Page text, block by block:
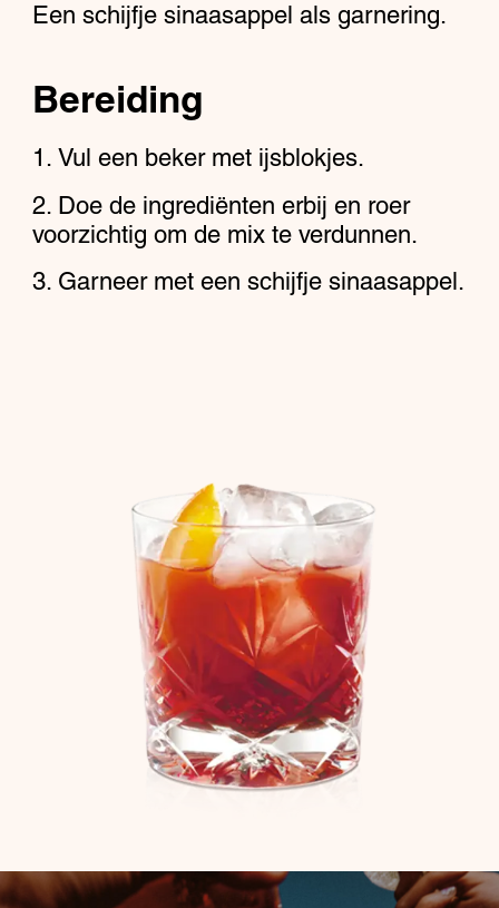
Een schijfje sinaasappel als garnering.
Bereiding
Vul een beker met ijsblokjes.
Doe de ingrediënten erbij en roer
voorzichtig om de mix te verdunnen.
Garneer met een schijfje sinaasappel.